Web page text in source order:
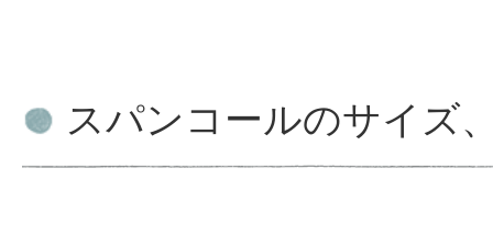
スパンコールのサイズ